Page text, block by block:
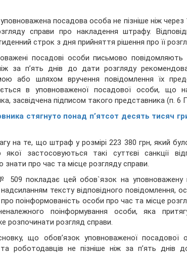
посадова особа не пізніше ніж
справи про накладення штрафу.
строк з дня прийняття рішення про її
посадові особи письмово повідомляють
за п’ять днів до дати розгляду
або шляхом вручення повідомлення їх
в уповноваженої посадової особи, що
засвідчена підписом такого представника (п. 6
стягнуто понад п’ятсот десять тисяч
на те, що штраф у розмірі 223 380 грн, який
застосовуються такі суттєві санкції
знати про час та місце розгляду справи.
покладає цей обов`язок на уповноважену
тексту відповідного повідомлення,
поінформованість особи про час та місце
поінформування особи, яка
розпочинати розгляд справи.
що обов’язок уповноваженої посадової
та роботодавців не пізніше ніж за п’ять днів